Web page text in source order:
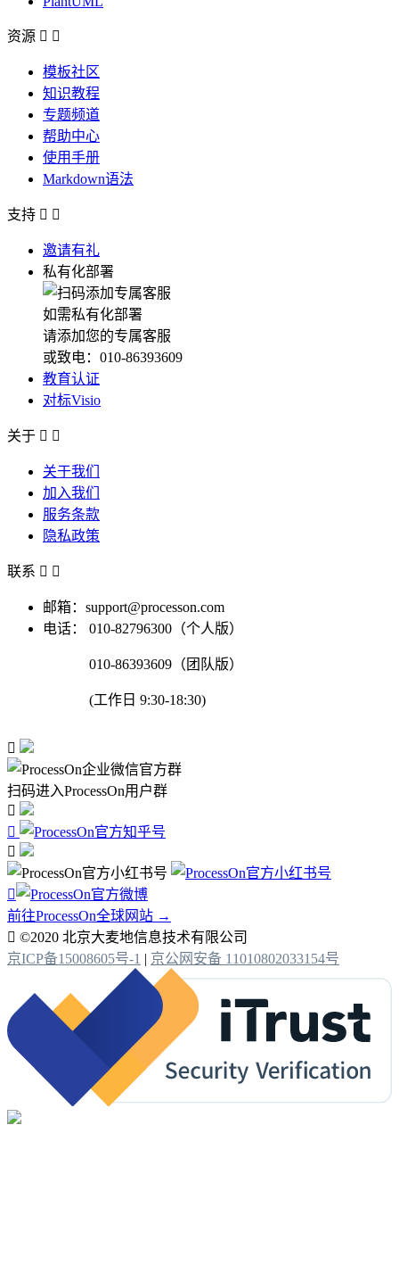
资源  
模板社区
知识教程
专题频道
帮助中心
使用手册
Markdown语法
支持  
邀请有礼
私有化部署
如需私有化部署
请添加您的专属客服
或致电：010-86393609
教育认证
对标Visio
关于  
关于我们
加入我们
服务条款
隐私政策
联系  
邮箱：support@processon.com
电话：
010-82796300（个人版）
010-86393609（团队版）
(工作日 9:30-18:30)

扫码进入ProcessOn用户群




前往ProcessOn全球网站 →
 ©2020 北京大麦地信息技术有限公司
京ICP备15008605号-1 | 京公网安备 11010802033154号